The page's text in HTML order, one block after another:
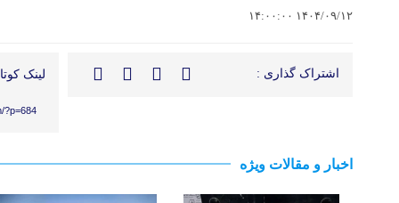
۱۴۰۴/۰۹/۱۲ ۱۴:۰۰:۰۰
اشتراک گذاری : لینک
?p=684
اخبار و مقالات ویژه